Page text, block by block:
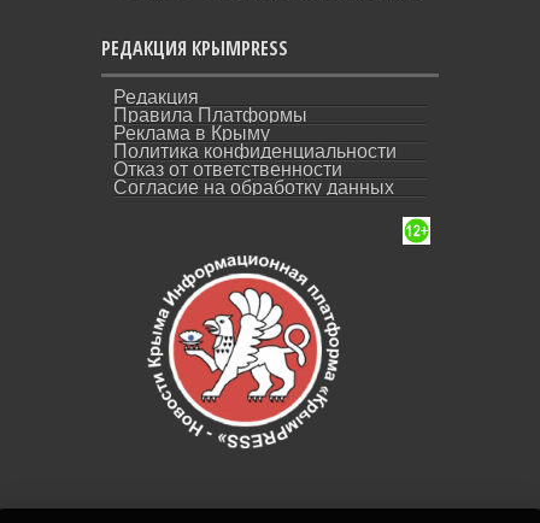
РЕДАКЦИЯ КРЫМPRESS
Редакция
Правила Платформы
Реклама в Крыму
Политика конфиденциальности
Отказ от ответственности
Согласие на обработку данных